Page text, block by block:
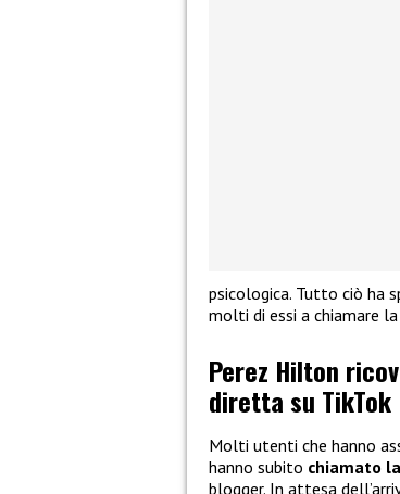
psicologica. Tutto ciò ha
molti di essi a chiamare
Perez Hilton
diretta su TikTok
Molti utenti che hanno
hanno subito chiamato
blogger. In attesa